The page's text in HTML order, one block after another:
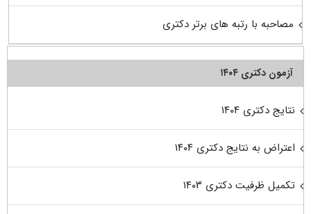
مصاحبه با رتبه های برتر دکتری
آزمون دکتری ۱۴۰۴
نتایج دکتری ۱۴۰۴
اعتراض به نتایج دکتری ۱۴۰۴
تکمیل ظرفیت دکتری ۱۴۰۳